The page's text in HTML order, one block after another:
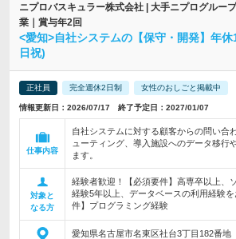
ニプロバスキュラー株式会社 | 大手ニプログルー
業｜賞与年2回
<愛知>自社システムの【保守・開発】年
日祝)
正社員 完全週休2日制 女性のおしごと掲載中
情報更新日：2026/07/17 終了予定日：2027/01/07
仕事内容
自社システムに対する顧客からの問い合
ューティング、導入施設へのデータ移行
ます。
対象と
なる方
経験者歓迎！【必須要件】高専卒以上、
経験5年以上、データベースの利用経験
件】プログラミング経験
愛知県名古屋市名東区社台3丁目182番地